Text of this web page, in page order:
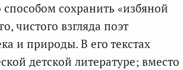
сохранить «избяной
чистого взгляда поэт
и природы. В его текстах
детской литературе; вместо